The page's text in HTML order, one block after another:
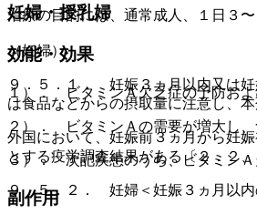
妊婦・授乳婦
（妊婦）
９．５．１． 妊娠３ヵ月以内又は
は食品などからの摂取量に注意し、
外国において、妊娠前３ヵ月から妊
とする疫学調査結果がある〔２．２
９．５．２． 妊婦＜妊娠３ヵ月以内
治療の目的には、通常成人、１日３
効能・効果
１）． ビタミンＡ欠乏症の予防お
２）． ビタミンＡの需要が増大し、
３）． 次記疾患のうち、ビタミンＡ
副作用